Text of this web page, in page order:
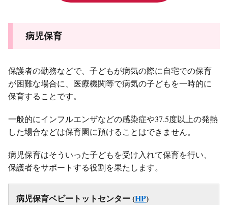
病児保育
保護者の勤務などで、子どもが病気の際に自宅での保育
が困難な場合に、医療機関等で病気の子どもを一時的に
保育することです。
一般的にインフルエンザなどの感染症や37.5度以上の発熱
した場合などは保育園に預けることはできません。
病児保育はそういった子どもを受け入れて保育を行い、
保護者をサポートする役割を果たします。
病児保育ベビートットセンター (HP)